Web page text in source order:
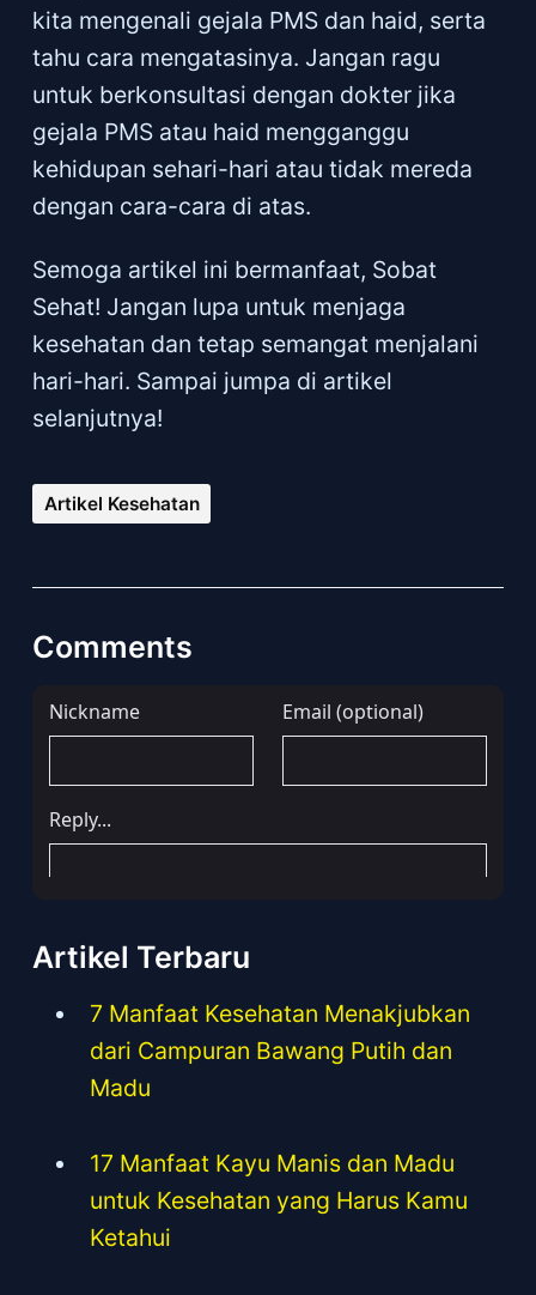
kita mengenali gejala PMS dan haid, serta
tahu cara mengatasinya. Jangan ragu
untuk berkonsultasi dengan dokter jika
gejala PMS atau haid mengganggu
kehidupan sehari-hari atau tidak mereda
dengan cara-cara di atas.
Semoga artikel ini bermanfaat, Sobat
Sehat! Jangan lupa untuk menjaga
kesehatan dan tetap semangat menjalani
hari-hari. Sampai jumpa di artikel
selanjutnya!
Artikel Kesehatan
Comments
Artikel Terbaru
7 Manfaat Kesehatan Menakjubkan
dari Campuran Bawang Putih dan
Madu
17 Manfaat Kayu Manis dan Madu
untuk Kesehatan yang Harus Kamu
Ketahui